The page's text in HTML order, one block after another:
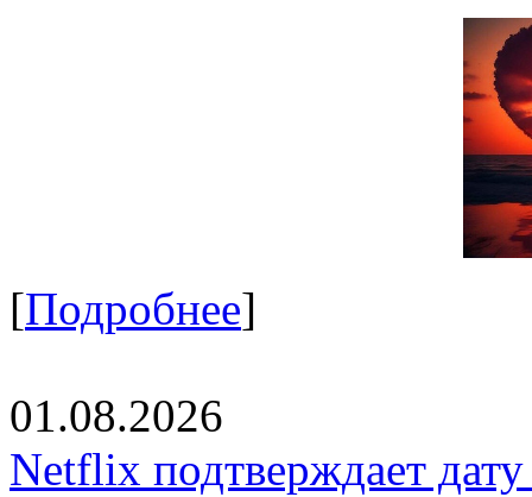
[Подробнее]
01.08.2026
Netflix подтверждает